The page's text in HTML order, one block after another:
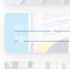
NEODS26 |
agosto 2026